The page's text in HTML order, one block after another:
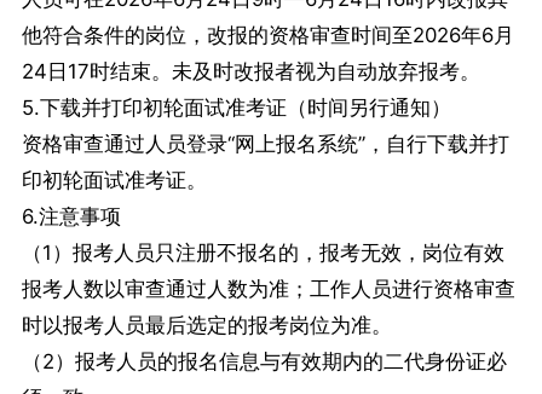
他符合条件的岗位，改报的资格审查时间至2026年6月
24日17时结束。未及时改报者视为自动放弃报考。
5.下载并打印初轮面试准考证（时间另行通知）
资格审查通过人员登录“网上报名系统”，自行下载并打
印初轮面试准考证。
6.注意事项
（1）报考人员只注册不报名的，报考无效，岗位有效
报考人数以审查通过人数为准；工作人员进行资格审查
时以报考人员最后选定的报考岗位为准。
（2）报考人员的报名信息与有效期内的二代身份证必